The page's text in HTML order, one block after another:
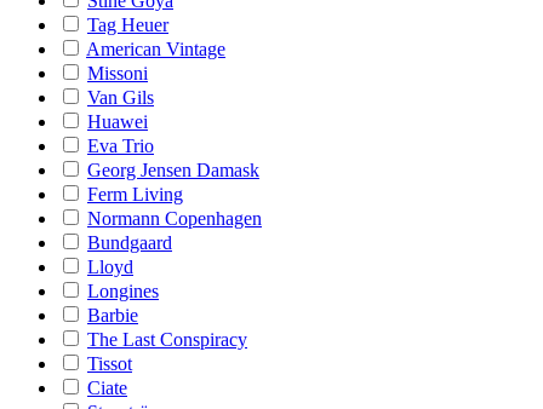
Tag Heuer
American Vintage
Missoni
Van Gils
Huawei
Eva Trio
Georg Jensen Damask
Ferm Living
Normann Copenhagen
Bundgaard
Lloyd
Longines
Barbie
The Last Conspiracy
Tissot
Ciate